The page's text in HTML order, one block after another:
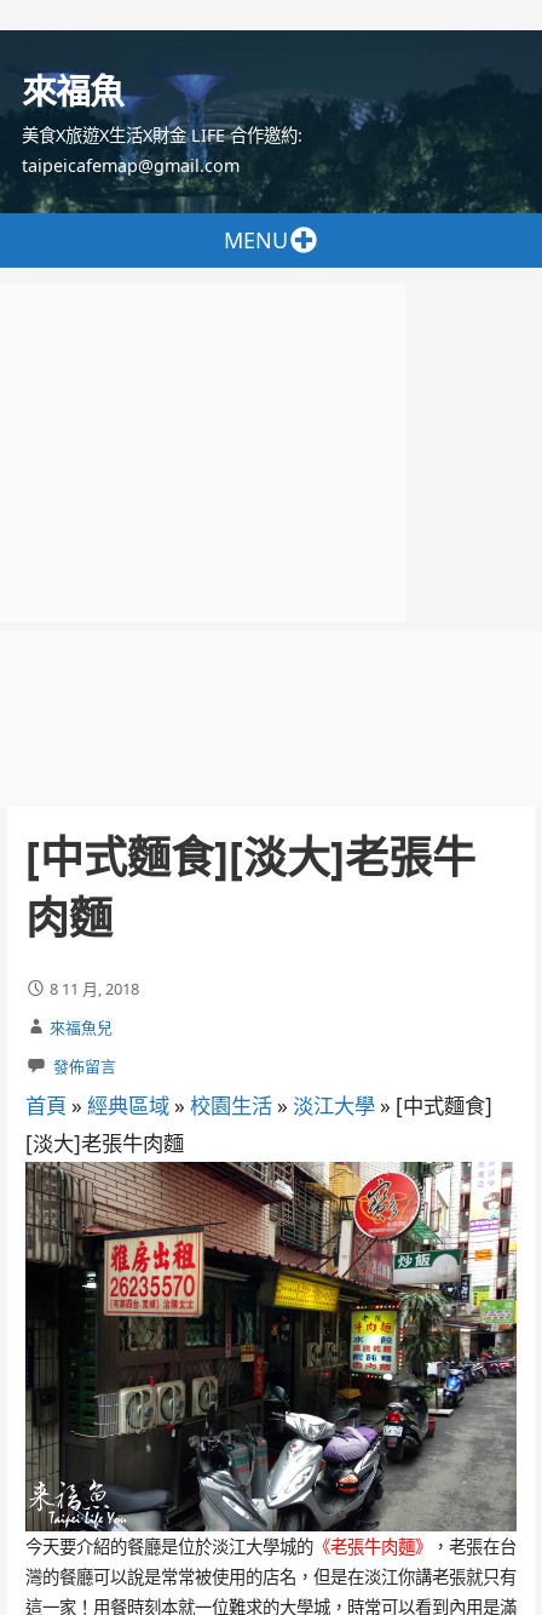
容
來福魚
美食X旅遊X生活X財金 LIFE 合作邀約:
taipeicafemap@gmail.com
MENU
[中式麵食][淡大]老張牛
肉麵
8 11 月, 2018
來福魚兒
發佈留言
首頁 » 經典區域» 校園生活» 淡江大學» [中式麵食]
[淡大]老張牛肉麵
今天要介紹的餐廳是位於淡江大學城的《老張牛肉麵》
，老張在台
灣的餐廳可以說是常常被使用的店名，但是在淡江你講老張就只有
這一家！用餐時刻本就一位難求的大學城，時常可以看到內用是滿